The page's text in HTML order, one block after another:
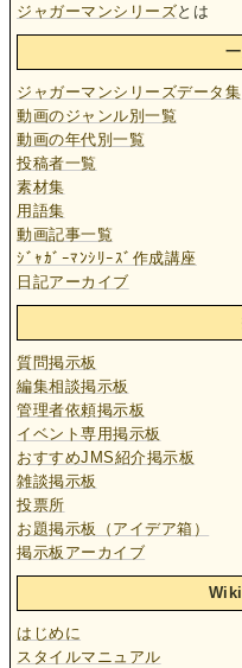
ジャガーマンシリーズとは
ジャガーマンシリーズデータ集
動画のジャンル別一覧
動画の年代別一覧
投稿者一覧
素材集
用語集
動画記事一覧
ｼﾞｬｶﾞｰﾏﾝｼﾘｰｽﾞ作成講座
日記アーカイブ
質問掲示板
編集相談掲示板
管理者依頼掲示板
イベント専用掲示板
おすすめJMS紹介掲示板
雑談掲示板
投票所
お題掲示板（アイデア箱）
掲示板アーカイブ
はじめに
スタイルマニュアル